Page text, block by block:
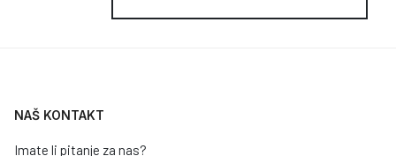
NAŠ KONTAKT
Imate li pitanje za nas?